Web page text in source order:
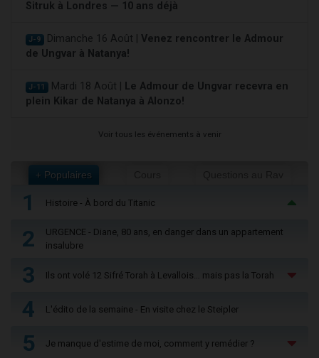
Sitruk à Londres — 10 ans déjà
J-9 Dimanche 16 Août | Venez rencontrer le Admour
de Ungvar à Natanya!
J-11 Mardi 18 Août |
Le Admour de Ungvar recevra en
plein Kikar de Natanya à Alonzo!
Voir tous les événements à venir
+ Populaires
1 Histoire - À bord du Titanic
2
URGENCE - Diane, 80 ans, en danger dans un appartement
insalubre
3 Ils ont volé 12 Sifré Torah à Levallois… mais pas la Torah
4 L'édito de la semaine - En visite chez le Steipler
5 Je manque d'estime de moi, comment y remédier ?